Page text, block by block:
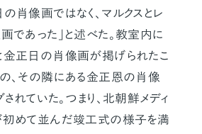
肖像画ではなく、マルクスとレ
であった」と述べた。教室内に
金正日の肖像画が掲げられたこ
、その隣にある金正恩の肖像
れていた。つまり、北朝鮮メディ
めて並んだ竣工式の様子を満